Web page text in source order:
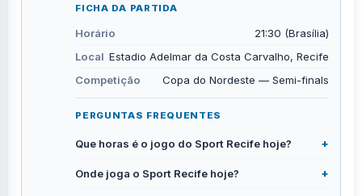
FICHA DA PARTIDA
Horário
21:30 (Brasília)
Local Estadio Adelmar da Costa Carvalho, Recife
Competição
Copa do Nordeste — Semi-finals
PERGUNTAS FREQUENTES
Que horas é o jogo do Sport Recife hoje?
Onde joga o Sport Recife hoje?